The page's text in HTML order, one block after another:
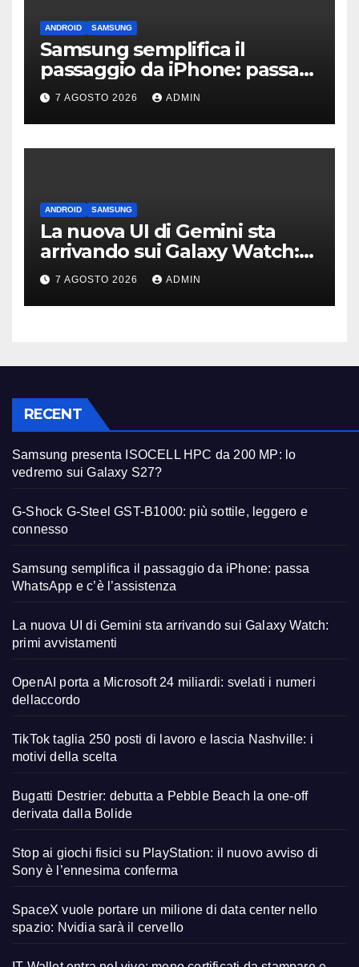
ANDROID SAMSUNG
Samsung semplifica il
passaggio da iPhone: passa
WhatsApp e c’è l’assistenza
7 AGOSTO 2026 ADMIN
ANDROID SAMSUNG
La nuova UI di Gemini sta
arrivando sui Galaxy Watch:
primi avvistamenti
7 AGOSTO 2026 ADMIN
RECENT
Samsung presenta ISOCELL HPC da 200 MP: lo
vedremo sui Galaxy S27?
G-Shock G-Steel GST-B1000: più sottile, leggero e
connesso
Samsung semplifica il passaggio da iPhone: passa
WhatsApp e c’è l’assistenza
La nuova UI di Gemini sta arrivando sui Galaxy Watch:
primi avvistamenti
OpenAI porta a Microsoft 24 miliardi: svelati i numeri
dellaccordo
TikTok taglia 250 posti di lavoro e lascia Nashville: i
motivi della scelta
Bugatti Destrier: debutta a Pebble Beach la one-off
derivata dalla Bolide
Stop ai giochi fisici su PlayStation: il nuovo avviso di
Sony è l’ennesima conferma
SpaceX vuole portare un milione di data center nello
spazio: Nvidia sarà il cervello